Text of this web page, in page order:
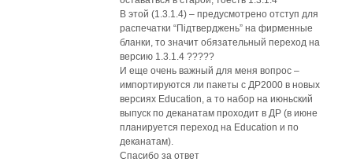
В этой (1.3.1.4) – предусмотрено отступ для
распечатки “Пiдтверджень” на фирменные
бланки, то значит обязательный переход на
версию 1.3.1.4 ?????
И еще очень важный для меня вопрос –
импортируются ли пакеты с ДР2000 в новых
версиях Education, а то набор на июньский
выпуск по деканатам проходит в ДР (в июне
планируется переход на Education и по
деканатам).
Спасибо за ответ